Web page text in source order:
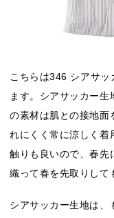
こちらは346 シアサッ
ます。シアサッカー
の素材は肌との接地面
れにくく常に涼しく着
触りも良いので、春先
織って春を先取りして
シアサッカー生地は、